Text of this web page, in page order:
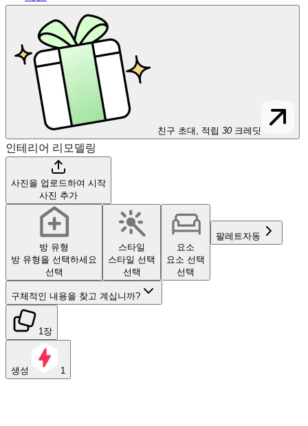
친구 초대, 적립 30 크레딧
인테리어 리모델링
사진을 업로드하여 시작
사진 추가
방 유형
방 유형을 선택하세요
선택
스타일
스타일 선택
선택
요소
요소 선택
선택
팔레트자동
구체적인 내용을 찾고 계십니까?
1장
생성 1